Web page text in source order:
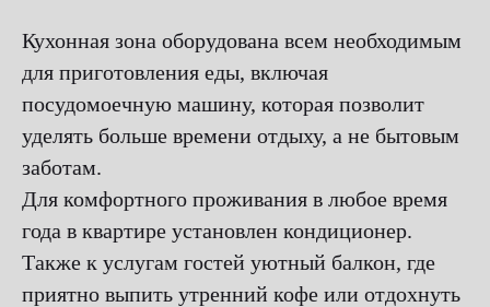
Кухонная зона оборудована всем необходимым
для приготовления еды, включая
посудомоечную машину, которая позволит
уделять больше времени отдыху, а не бытовым
заботам.
Для комфортного проживания в любое время
года в квартире установлен кондиционер.
Также к услугам гостей уютный балкон, где
приятно выпить утренний кофе или отдохнуть